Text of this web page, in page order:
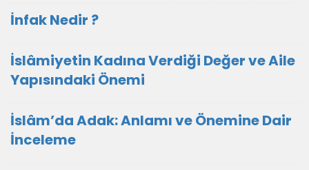
İnfak Nedir ?
İslâmiyetin Kadına Verdiği Değer ve Aile
Yapısındaki Önemi
İslâm’da Adak: Anlamı ve Önemine Dair
İnceleme